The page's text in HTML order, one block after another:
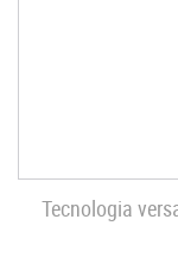
Tecnologia